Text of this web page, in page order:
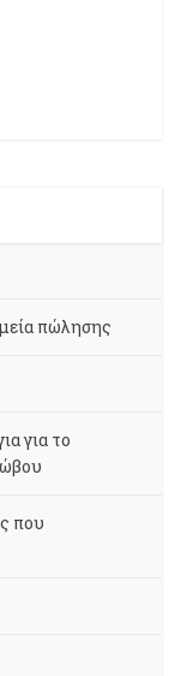
πώλησης
για το
που